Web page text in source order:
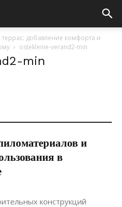
добавление комфорта и
osteklenie-verand2-min
min
и
в
конструкций